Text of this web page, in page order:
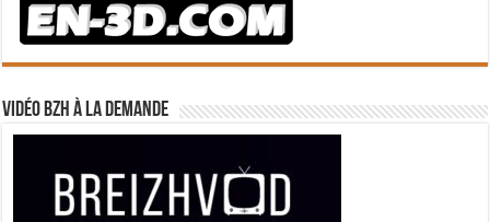
Vidéo BZH à la demande